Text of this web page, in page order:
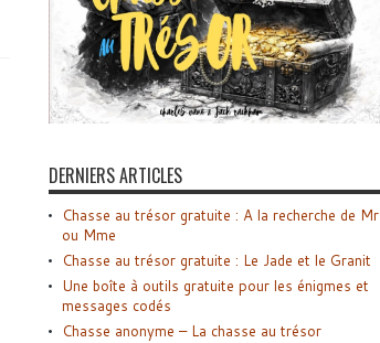
DERNIERS ARTICLES
Chasse au trésor gratuite : A la recherche de Mr
ou Mme
Chasse au trésor gratuite : Le Jade et le Granit
Une boîte à outils gratuite pour les énigmes et
messages codés
Chasse anonyme – La chasse au trésor